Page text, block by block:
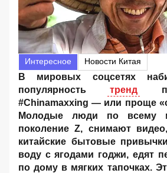
Интересное Новости Китая
В мировых соцсетях
популярность
тренд
#Chinamaxxing — или проще
Молодые люди по всему
поколение Z, снимают
китайские бытовые
воду с ягодами годжи, едят
по дому в мягких тапочках.